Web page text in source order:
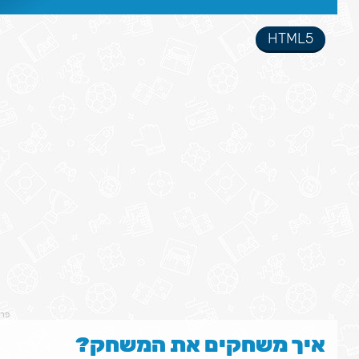
HTML5
איך משחקים את המשחק?